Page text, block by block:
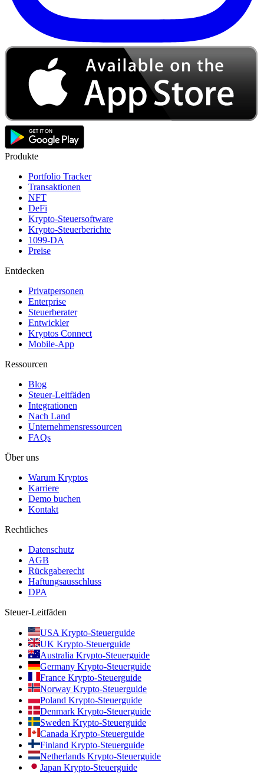
Produkte
Portfolio Tracker
Transaktionen
NFT
DeFi
Krypto-Steuersoftware
Krypto-Steuerberichte
1099-DA
Preise
Entdecken
Privatpersonen
Enterprise
Steuerberater
Entwickler
Kryptos Connect
Mobile-App
Ressourcen
Blog
Steuer-Leitfäden
Integrationen
Nach Land
Unternehmensressourcen
FAQs
Über uns
Warum Kryptos
Karriere
Demo buchen
Kontakt
Rechtliches
Datenschutz
AGB
Rückgaberecht
Haftungsausschluss
DPA
Steuer-Leitfäden
USA Krypto-Steuerguide
UK Krypto-Steuerguide
Australia Krypto-Steuerguide
Germany Krypto-Steuerguide
France Krypto-Steuerguide
Norway Krypto-Steuerguide
Poland Krypto-Steuerguide
Denmark Krypto-Steuerguide
Sweden Krypto-Steuerguide
Canada Krypto-Steuerguide
Finland Krypto-Steuerguide
Netherlands Krypto-Steuerguide
Japan Krypto-Steuerguide